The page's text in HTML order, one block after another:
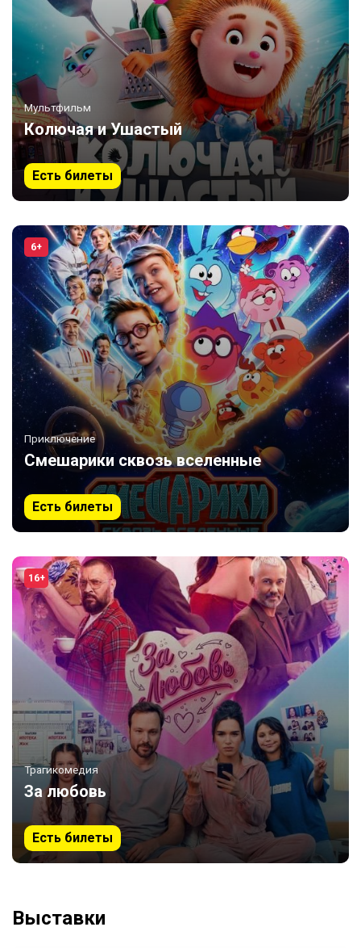
Мультфильм
Колючая и Ушастый
Есть билеты
6+
Приключение
Смешарики сквозь вселенные
Есть билеты
16+
Трагикомедия
За любовь
Есть билеты
Выставки